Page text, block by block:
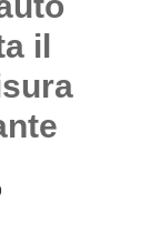
il